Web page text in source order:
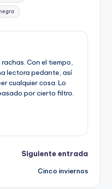
rachas. Con el tiempo,
lectora pedante, así
cualquier cosa. Lo
por cierto filtro.
Siguiente entrada
Cinco inviernos